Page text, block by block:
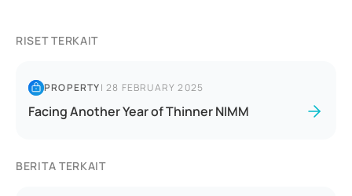
RISET TERKAIT
PROPERTY|28 FEBRUARY 2025
Facing Another Year of Thinner NIMM
BERITA TERKAIT